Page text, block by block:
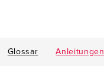
Glossar Anleitungen